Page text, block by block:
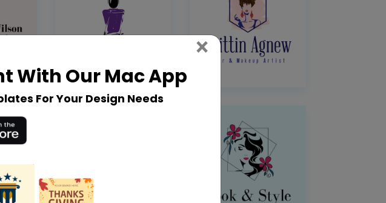
With Our Mac App
For Your Design Needs
× Close